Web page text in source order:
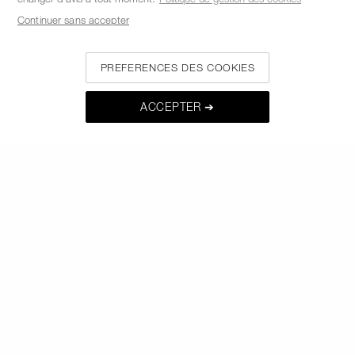
APPELEZ-NOUS AU +33186765701
À PROPOS DE NARS
ACCEPTER ➔
PREFERENCES DES COOKIES
Continuer sans accepter